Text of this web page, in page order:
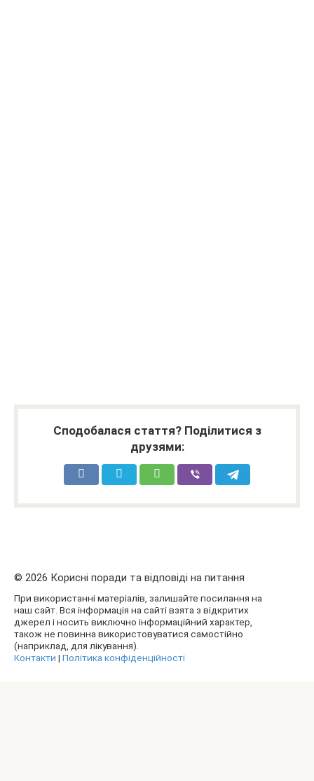
Сподобалася стаття? Поділитися з
друзями:
© 2026 Корисні поради та відповіді на питання
При використанні матеріалів, залишайте посилання на
наш сайт. Вся інформація на сайті взята з відкритих
джерел і носить виключно інформаційний характер,
також не повинна використовуватися самостійно
(наприклад, для лікування).
Контакти | Політика конфіденційності